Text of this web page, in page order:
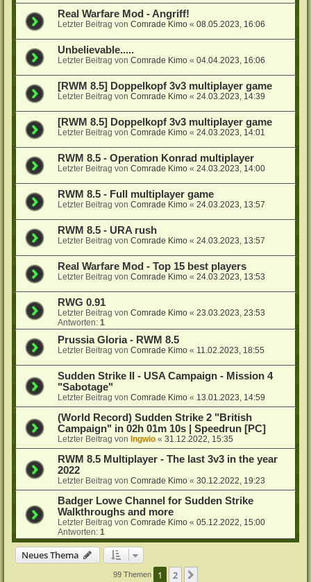
Real Warfare Mod - Angriff!
Letzter Beitrag vonComrade Kimo «08.05.2023, 16:06
Unbelievable.....
Letzter Beitrag vonComrade Kimo «04.04.2023, 16:06
[RWM 8.5] Doppelkopf 3v3 multiplayer game
Letzter Beitrag vonComrade Kimo «24.03.2023, 14:39
[RWM 8.5] Doppelkopf 3v3 multiplayer game
Letzter Beitrag vonComrade Kimo «24.03.2023, 14:01
RWM 8.5 - Operation Konrad multiplayer
Letzter Beitrag vonComrade Kimo «24.03.2023, 14:00
RWM 8.5 - Full multiplayer game
Letzter Beitrag vonComrade Kimo «24.03.2023, 13:57
RWM 8.5 - URA rush
Letzter Beitrag vonComrade Kimo «24.03.2023, 13:57
Real Warfare Mod - Top 15 best players
Letzter Beitrag vonComrade Kimo «24.03.2023, 13:53
RWG 0.91
Letzter Beitrag vonComrade Kimo «23.03.2023, 23:53
Antworten:1
Prussia Gloria - RWM 8.5
Letzter Beitrag vonComrade Kimo « 11.02.2023, 18:55
Sudden Strike II - USA Campaign - Mission 4
"Sabotage"
Letzter Beitrag vonComrade Kimo « 13.01.2023, 14:59
(World Record) Sudden Strike 2 "British
Campaign" in 02h 01m 10s | Speedrun [PC]
Letzter Beitrag von Ingwio «31.12.2022, 15:35
RWM 8.5 Multiplayer - The last 3v3 in the year
2022
Letzter Beitrag vonComrade Kimo «30.12.2022, 19:23
Badger Lowe Channel for Sudden Strike
Walkthroughs and more
Letzter Beitrag vonComrade Kimo «05.12.2022, 15:00
Antworten:1
Neues Thema
99 Themen 1 2